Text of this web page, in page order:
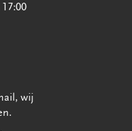
wij